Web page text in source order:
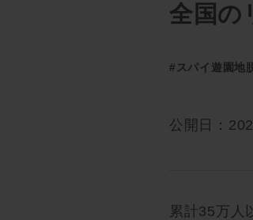
全国の
#スパイ遊園地
公開日：
累計35万人